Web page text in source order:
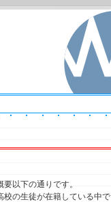
以下の通りです。
校の生徒が在籍している中で